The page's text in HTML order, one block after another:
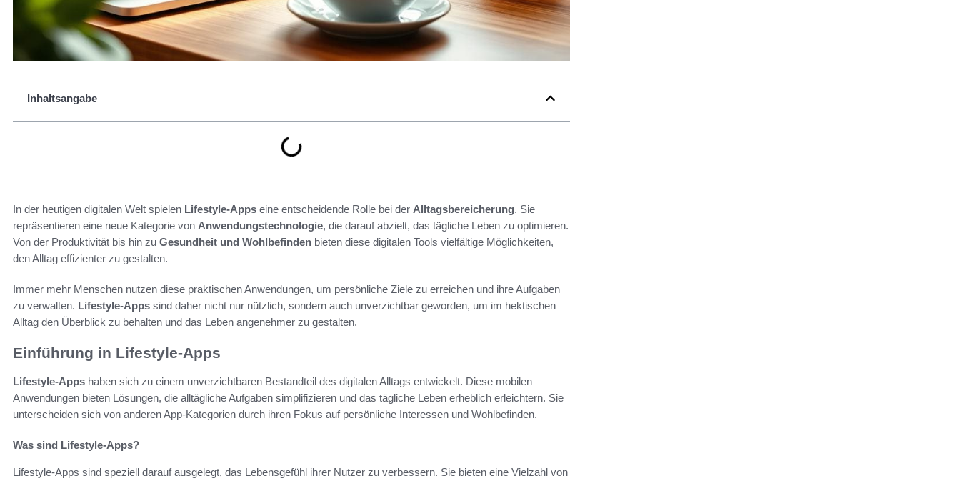
Inhaltsangabe
In der heutigen digitalen Welt spielen Lifestyle-Apps eine entscheidende Rolle bei der Alltagsbereicherung. Sie
repräsentieren eine neue Kategorie von Anwendungstechnologie, die darauf abzielt, das tägliche Leben zu optimieren.
Von der Produktivität bis hin zu Gesundheit und Wohlbefinden bieten diese digitalen Tools vielfältige Möglichkeiten,
den Alltag effizienter zu gestalten.
Immer mehr Menschen nutzen diese praktischen Anwendungen, um persönliche Ziele zu erreichen und ihre Aufgaben
zu verwalten. Lifestyle-Apps sind daher nicht nur nützlich, sondern auch unverzichtbar geworden, um im hektischen
Alltag den Überblick zu behalten und das Leben angenehmer zu gestalten.
Einführung in Lifestyle-Apps
Lifestyle-Apps haben sich zu einem unverzichtbaren Bestandteil des digitalen Alltags entwickelt. Diese mobilen
Anwendungen bieten Lösungen, die alltägliche Aufgaben simplifizieren und das tägliche Leben erheblich erleichtern. Sie
unterscheiden sich von anderen App-Kategorien durch ihren Fokus auf persönliche Interessen und Wohlbefinden.
Was sind Lifestyle-Apps?
Lifestyle-Apps sind speziell darauf ausgelegt, das Lebensgefühl ihrer Nutzer zu verbessern. Sie bieten eine Vielzahl von